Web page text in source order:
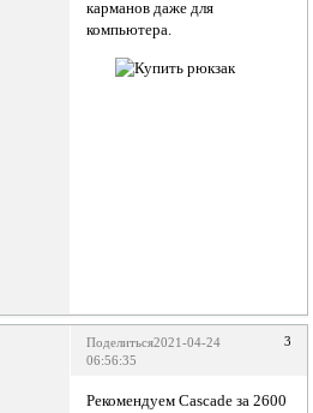
карманов даже для
компьютера.
Поделиться 3
2021-04-24
06:56:35
Рекомендуем Cascade за 2600